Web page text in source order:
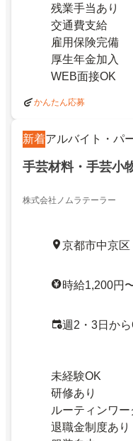
残業手当あり
交通費支給
雇用保険完備
厚生年金加入
WEB面接OK
かんたん応募
新着アルバイト・パ
手芸材料・手芸小
株式会社ノムラテーラー
京都市中京区
時給1,200円
週2・3日か
未経験OK
研修あり
ルーティンワー
退職金制度あり